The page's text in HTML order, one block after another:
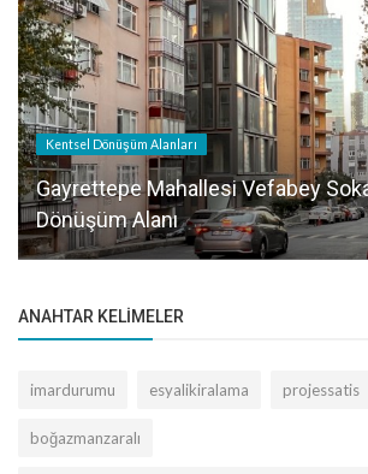
Kentsel Dönüşüm Alanları
Gayrettepe Mahallesi Vefabey
Dönüşüm Alanı
ANAHTAR KELIMELER
imardurumu esyalikiralama projessatis
boğazmanzaralı